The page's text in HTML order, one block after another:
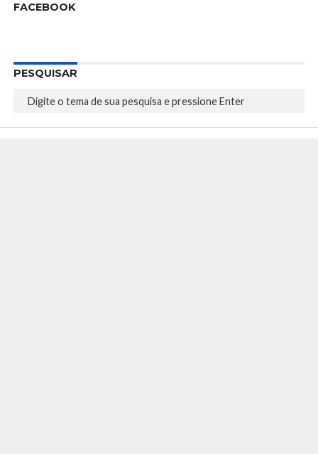
FACEBOOK
PESQUISAR